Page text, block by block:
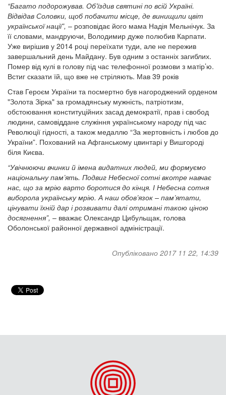
“Багато подорожував. Об’їздив святині по всій Україні.
Відвідав Соловки, щоб побачити місце, де винищили цвіт
української нації”, – розповідає його мама Надія Мельнічук. За
її словами, мандруючи, Володимир дуже полюбив Карпати.
Уже вирішив у 2014 році переїхати туди, але не пережив
завершальний день Майдану. Був одним з останніх загиблих.
Помер від кулі в голову під час телефонної розмови з матір’ю.
Встиг сказати їй, що вже не стріляють. Мав 39 років
Став Героєм України та посмертно був нагороджений орденом
"Золота Зірка" за громадянську мужність, патріотизм,
обстоювання конституційних засад демократії, прав і свобод
людини, самовіддане служіння українському народу під час
Революції гідності, а також медаллю “За жертовність і любов до
України”. Похований на Афганському цвинтарі у Вишгороді
біля Києва.
“Увічнюючи вчинки й імена видатних людей, ми формуємо
національну пам’ять. Подвиг Небесної сотні вкотре навчає
нас, що за мрію варто боротися до кінця. І Небесна сотня
виборола українську мрію. А наш обов’язок – пам’ятати,
цінувати їхній дар і розвивати далі отримані такою ціною
досягнення”, – вважає Олександр Цибульщак, голова
Оболонської районної державної адміністрації.
Опубліковано 2017 11 22, 14:39